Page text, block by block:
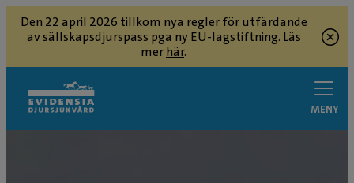
Den 22 april 2026 tillkom nya regler för utfärdande
av sällskapsdjurspass pga ny EU-lagstiftning. Läs
merhär.
MENY